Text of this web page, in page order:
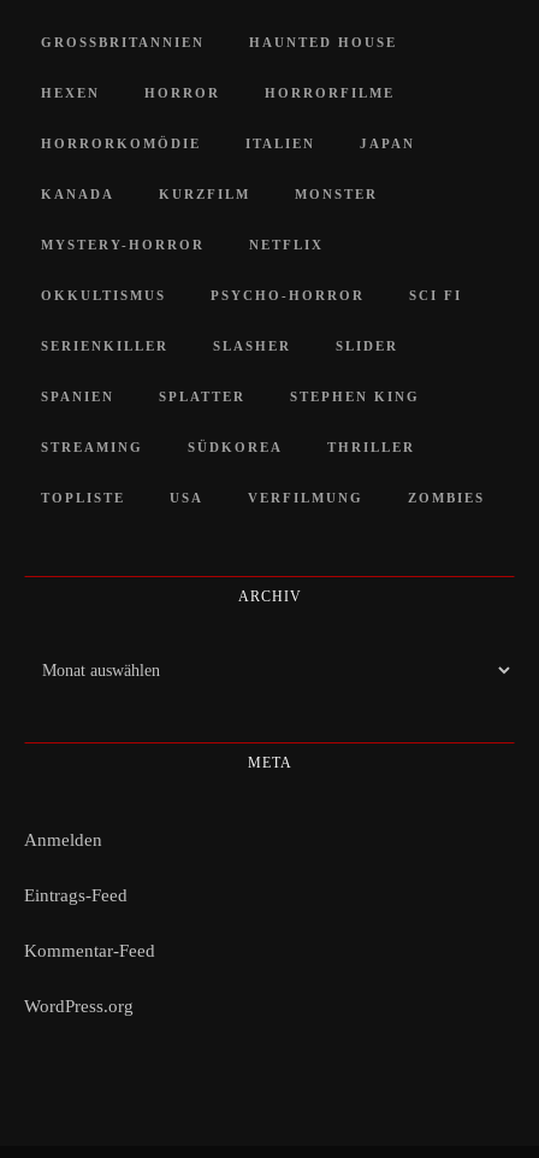
GROSSBRITANNIEN HAUNTED HOUSE
HEXEN HORROR HORRORFILME
HORRORKOMÖDIE ITALIEN JAPAN
KANADA KURZFILM MONSTER
MYSTERY-HORROR NETFLIX
OKKULTISMUS PSYCHO-HORROR SCI FI
SERIENKILLER SLASHER SLIDER
SPANIEN SPLATTER STEPHEN KING
STREAMING SÜDKOREA THRILLER
TOPLISTE USA VERFILMUNG ZOMBIES
ARCHIV
Archiv
META
Anmelden
Eintrags-Feed
Kommentar-Feed
WordPress.org